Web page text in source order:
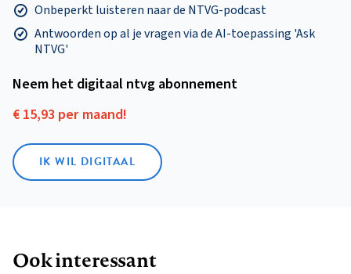
Onbeperkt luisteren naar de NTVG-podcast
Antwoorden op al je vragen via de AI-toepassing 'Ask
NTVG'
Neem het digitaal ntvg abonnement
€ 15,93 per maand!
IK WIL DIGITAAL
Ook interessant